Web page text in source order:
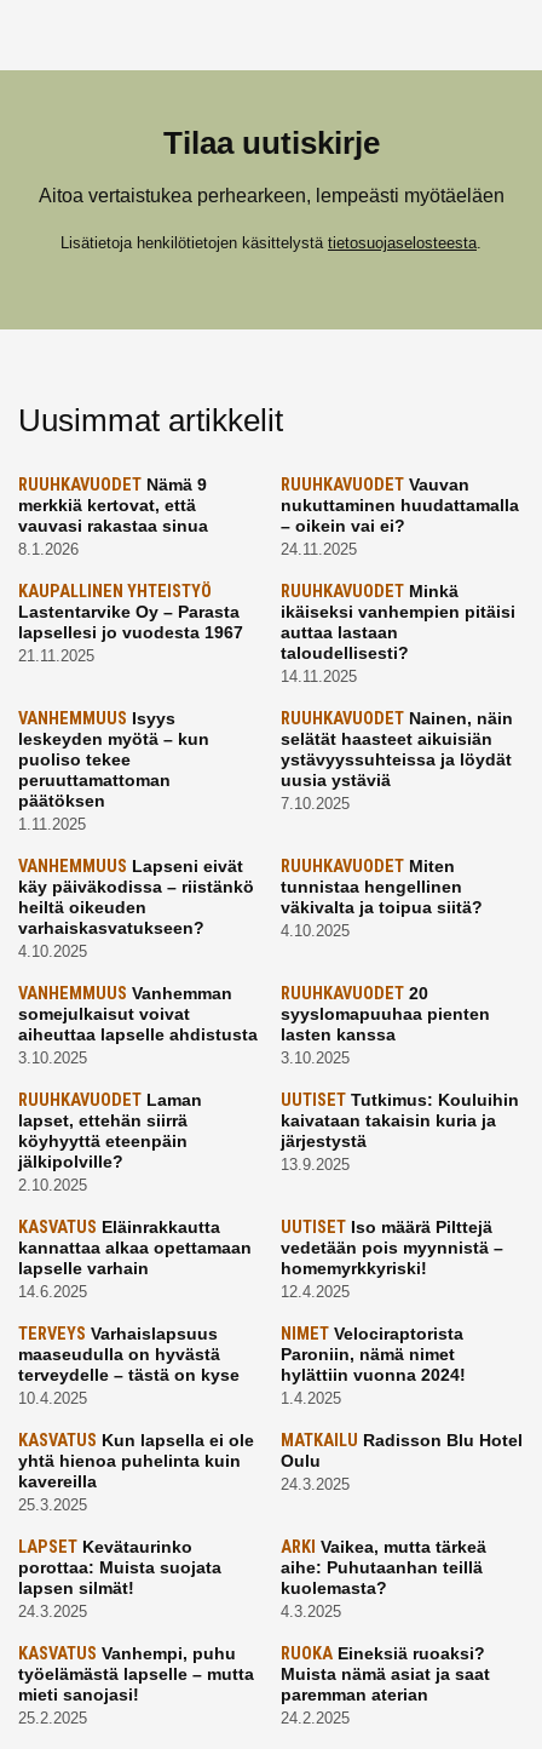
Tilaa uutiskirje
Aitoa vertaistukea perhearkeen, lempeästi myötäeläen
Lisätietoja henkilötietojen käsittelystä tietosuojaselosteesta.
Uusimmat artikkelit
RUUHKAVUODET Nämä 9
merkkiä kertovat, että
vauvasi rakastaa sinua
8.1.2026
RUUHKAVUODETVauvan
nukuttaminen huudattamalla
– oikein vai ei?
24.11.2025
KAUPALLINEN YHTEISTYÖ
Lastentarvike Oy – Parasta
lapsellesi jo vuodesta 1967
21.11.2025
RUUHKAVUODETMinkä
ikäiseksi vanhempien pitäisi
auttaa lastaan
taloudellisesti?
14.11.2025
VANHEMMUUS Isyys
leskeyden myötä – kun
puoliso tekee
peruuttamattoman
päätöksen
1.11.2025
RUUHKAVUODETNainen, näin
selätät haasteet aikuisiän
ystävyyssuhteissa ja löydät
uusia ystäviä
7.10.2025
VANHEMMUUS Lapseni eivät
käy päiväkodissa – riistänkö
heiltä oikeuden
varhaiskasvatukseen?
4.10.2025
RUUHKAVUODETMiten
tunnistaa hengellinen
väkivalta ja toipua siitä?
4.10.2025
VANHEMMUUS Vanhemman
somejulkaisut voivat
aiheuttaa lapselle ahdistusta
3.10.2025
RUUHKAVUODET20
syyslomapuuhaa pienten
lasten kanssa
3.10.2025
RUUHKAVUODET Laman
lapset, ettehän siirrä
köyhyyttä eteenpäin
jälkipolville?
2.10.2025
UUTISETTutkimus: Kouluihin
kaivataan takaisin kuria ja
järjestystä
13.9.2025
KASVATUS Eläinrakkautta
kannattaa alkaa opettamaan
lapselle varhain
14.6.2025
UUTISETIso määrä Pilttejä
vedetään pois myynnistä –
homemyrkkyriski!
12.4.2025
TERVEYS Varhaislapsuus
maaseudulla on hyvästä
terveydelle – tästä on kyse
10.4.2025
NIMETVelociraptorista
Paroniin, nämä nimet
hylättiin vuonna 2024!
1.4.2025
KASVATUS Kun lapsella ei ole
yhtä hienoa puhelinta kuin
kavereilla
25.3.2025
MATKAILU Radisson Blu Hotel
Oulu
24.3.2025
LAPSET Kevätaurinko
porottaa: Muista suojata
lapsen silmät!
24.3.2025
ARKI Vaikea, mutta tärkeä
aihe: Puhutaanhan teillä
kuolemasta?
4.3.2025
KASVATUS Vanhempi, puhu
työelämästä lapselle – mutta
mieti sanojasi!
25.2.2025
RUOKAEineksiä ruoaksi?
Muista nämä asiat ja saat
paremman aterian
24.2.2025